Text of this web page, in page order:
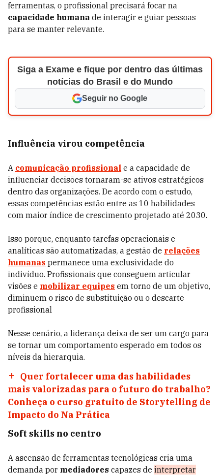
ferramentas, o profissional precisará focar na
capacidade humana de interagir e guiar pessoas
para se manter relevante.
Siga a Exame e fique por dentro das últimas
notícias do Brasil e do Mundo
Seguir no Google
Influência virou competência
A comunicação profissional e a capacidade de
influenciar decisões tornaram-se ativos estratégicos
dentro das organizações. De acordo com o estudo,
essas competências estão entre as 10 habilidades
com maior índice de crescimento projetado até 2030.
Isso porque, enquanto tarefas operacionais e
analíticas são automatizadas, a gestão de relações
humanas permanece uma exclusividade do
indivíduo. Profissionais que conseguem articular
visões e mobilizar equipes em torno de um objetivo,
diminuem o risco de substituição ou o descarte
profissional
Nesse cenário, a liderança deixa de ser um cargo para
se tornar um comportamento esperado em todos os
níveis da hierarquia.
Quer fortalecer uma das habilidades
mais valorizadas para o futuro do trabalho?
Conheça o curso gratuito de Storytelling de
Impacto do Na Prática
Soft skills no centro
A ascensão de ferramentas tecnológicas cria uma
demanda por mediadores capazes de interpretar